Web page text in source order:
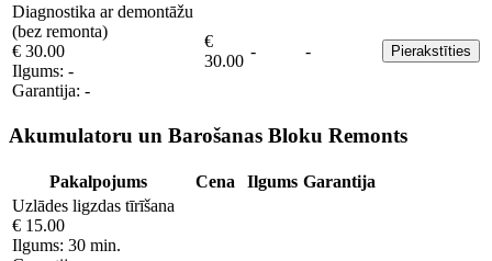
Diagnostika ar demontāžu
(bez remonta)
€ 30.00
Ilgums: -
Garantija: -
€
30.00
- - Pierakstīties
Akumulatoru un Barošanas Bloku Remonts
Pakalpojums Cena Ilgums Garantija
Uzlādes ligzdas tīrīšana
€ 15.00
Ilgums: 30 min.